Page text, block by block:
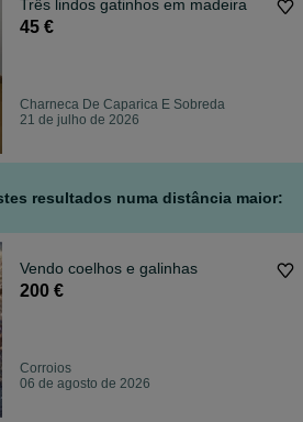
Três lindos gatinhos em madeira
45 €
Charneca De Caparica E Sobreda
21 de julho de 2026
resultados numa distância maior:
Vendo coelhos e galinhas
200 €
Corroios
06 de agosto de 2026